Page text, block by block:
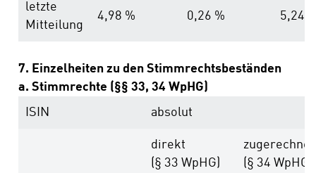
letzte
Mitteilung
4,98 % 0,26 % 5,24
7. Einzelheiten zu den Stimmrechtsbeständen
a. Stimmrechte (§§ 33, 34 WpHG)
ISIN
absolut
direkt
(§ 33 WpHG)
zugerechnet
(§ 34 WpHG)